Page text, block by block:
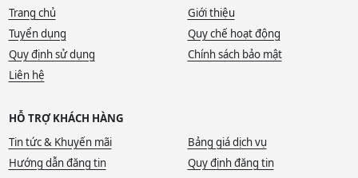
Trang chủ
Giới thiệu
Tuyển dụng
Quy chế hoạt động
Quy định sử dụng
Chính sách bảo mật
Liên hệ
HỖ TRỢ KHÁCH HÀNG
Tin tức & Khuyến mãi
Bảng giá dịch vụ
Hướng dẫn đăng tin
Quy định đăng tin